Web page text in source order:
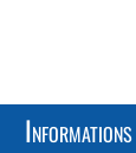
Informations